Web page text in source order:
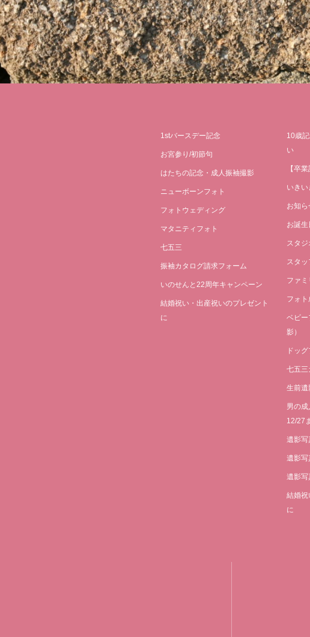
1stバースデー記念
お宮参り/初節句
はたちの記念・成人振袖撮影
ニューボーンフォト
フォトウェディング
マタニティフォト
七五三
振袖カタログ請求フォーム
いのせんと22周年キャンペーン
結婚祝い・出産祝いのプレゼント
に
10歳
い
【卒
いきい
お知ら
お誕生
スタジ
スタ
ファ
フォ
ベビー
影）
ドッ
七五三
生前遺
男の
12/27
遺影写
遺影写
遺影写
結婚祝
に